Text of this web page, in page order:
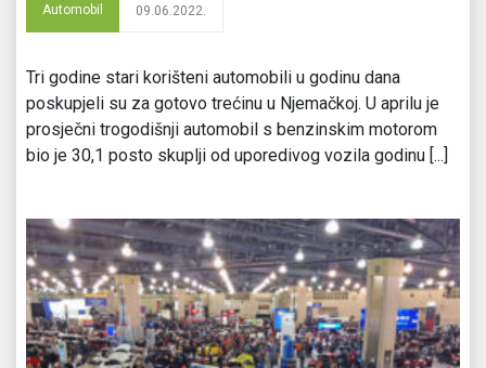
Automobil 09.06.2022.
Tri godine stari korišteni automobili u godinu dana
poskupjeli su za gotovo trećinu u Njemačkoj. U aprilu je
prosječni trogodišnji automobil s benzinskim motorom
bio je 30,1 posto skuplji od uporedivog vozila godinu [...]